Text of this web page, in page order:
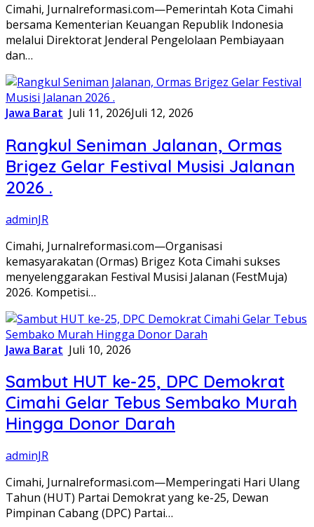
Cimahi, Jurnalreformasi.com—Pemerintah Kota Cimahi
bersama Kementerian Keuangan Republik Indonesia
melalui Direktorat Jenderal Pengelolaan Pembiayaan
dan…
Jawa Barat Juli 11, 2026Juli 12, 2026
Rangkul Seniman Jalanan, Ormas
Brigez Gelar Festival Musisi Jalanan
2026 .
adminJR
Cimahi, Jurnalreformasi.com—Organisasi
kemasyarakatan (Ormas) Brigez Kota Cimahi sukses
menyelenggarakan Festival Musisi Jalanan (FestMuja)
2026. Kompetisi…
Jawa Barat Juli 10, 2026
Sambut HUT ke-25, DPC Demokrat
Cimahi Gelar Tebus Sembako Murah
Hingga Donor Darah
adminJR
​Cimahi, Jurnalreformasi.com—Memperingati Hari Ulang
Tahun (HUT) Partai Demokrat yang ke-25, Dewan
Pimpinan Cabang (DPC) Partai…